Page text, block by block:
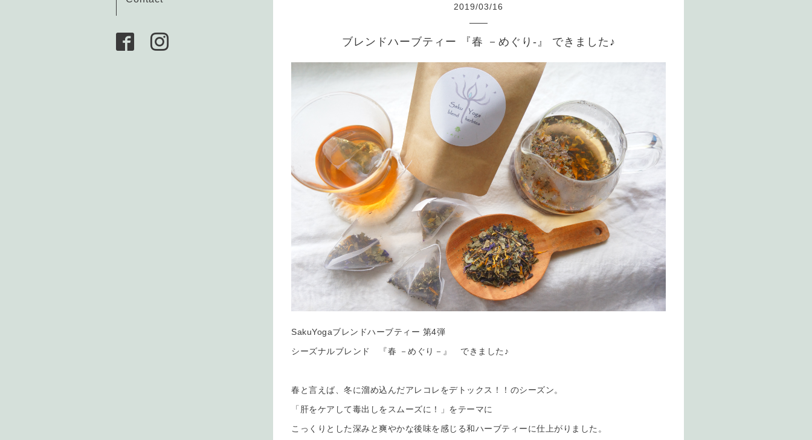
2019/03/16
ブレンドハーブティー 『春 －めぐり-』 できました♪
SakuYogaブレンドハーブティー 第4弾
シーズナルブレンド 『春 －めぐり－』 できました♪
春と言えば、冬に溜め込んだアレコレをデトックス！！のシーズン。
「肝をケアして毒出しをスムーズに！」をテーマに
こっくりとした深みと爽やかな後味を感じる和ハーブティーに仕上がりました。